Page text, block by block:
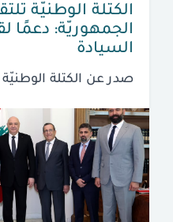
الكتلة الوطنيّة
الجمهوريّة: دعمًا
السيادة
صدر عن الكتلة الوطنيّة